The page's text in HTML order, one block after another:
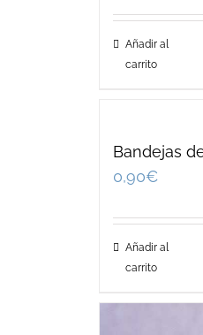
Añadir al
carrito
Bandejas
0,90€
Añadir al
carrito